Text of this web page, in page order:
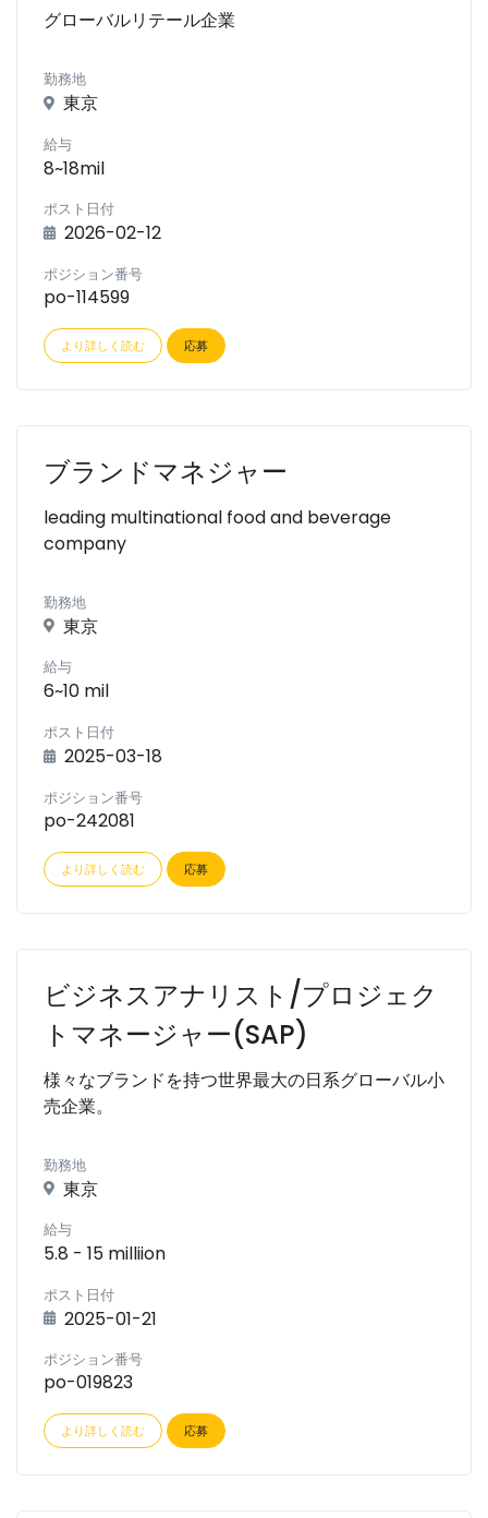
グローバルリテール企業
勤務地
東京
給与
8~18mil
ポスト日付
2026-02-12
ポジション番号
po-114599
より詳しく読む 応募
ブランドマネジャー
leading multinational food and beverage
company
勤務地
東京
給与
6~10 mil
ポスト日付
2025-03-18
ポジション番号
po-242081
より詳しく読む 応募
ビジネスアナリスト/プロジェク
トマネージャー(SAP)
様々なブランドを持つ世界最大の日系グローバル小
売企業。
勤務地
東京
給与
5.8 - 15 milliion
ポスト日付
2025-01-21
ポジション番号
po-019823
より詳しく読む 応募